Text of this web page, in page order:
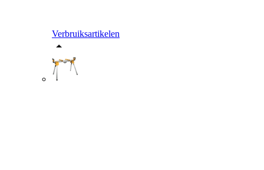
Verbruiksartikelen